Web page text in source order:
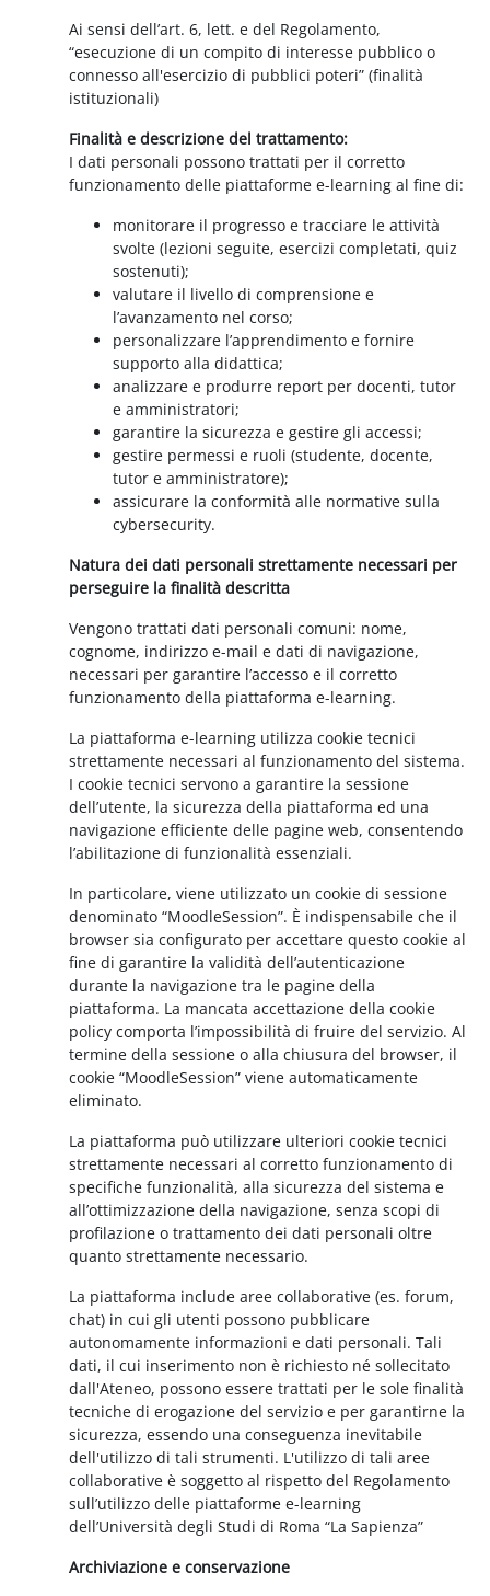
Ai sensi dell’art. 6, lett. e del Regolamento,
“esecuzione di un compito di interesse pubblico o
connesso all'esercizio di pubblici poteri” (finalità
istituzionali)
Finalità e descrizione del trattamento:
I dati personali possono trattati per il corretto
funzionamento delle piattaforme e-learning al fine di:
monitorare il progresso e tracciare le attività
svolte (lezioni seguite, esercizi completati, quiz
sostenuti);
valutare il livello di comprensione e
l’avanzamento nel corso;
personalizzare l’apprendimento e fornire
supporto alla didattica;
analizzare e produrre report per docenti, tutor
e amministratori;
garantire la sicurezza e gestire gli accessi;
gestire permessi e ruoli (studente, docente,
tutor e amministratore);
assicurare la conformità alle normative sulla
cybersecurity.
Natura dei dati personali strettamente necessari per
perseguire la finalità descritta
Vengono trattati dati personali comuni: nome,
cognome, indirizzo e-mail e dati di navigazione,
necessari per garantire l’accesso e il corretto
funzionamento della piattaforma e-learning.
La piattaforma e-learning utilizza cookie tecnici
strettamente necessari al funzionamento del sistema.
I cookie tecnici servono a garantire la sessione
dell’utente, la sicurezza della piattaforma ed una
navigazione efficiente delle pagine web, consentendo
l’abilitazione di funzionalità essenziali.
In particolare, viene utilizzato un cookie di sessione
denominato “MoodleSession”. È indispensabile che il
browser sia configurato per accettare questo cookie al
fine di garantire la validità dell’autenticazione
durante la navigazione tra le pagine della
piattaforma. La mancata accettazione della cookie
policy comporta l’impossibilità di fruire del servizio. Al
termine della sessione o alla chiusura del browser, il
cookie “MoodleSession” viene automaticamente
eliminato.
La piattaforma può utilizzare ulteriori cookie tecnici
strettamente necessari al corretto funzionamento di
specifiche funzionalità, alla sicurezza del sistema e
all’ottimizzazione della navigazione, senza scopi di
profilazione o trattamento dei dati personali oltre
quanto strettamente necessario.
La piattaforma include aree collaborative (es. forum,
chat) in cui gli utenti possono pubblicare
autonomamente informazioni e dati personali. Tali
dati, il cui inserimento non è richiesto né sollecitato
dall'Ateneo, possono essere trattati per le sole finalità
tecniche di erogazione del servizio e per garantirne la
sicurezza, essendo una conseguenza inevitabile
dell'utilizzo di tali strumenti. L'utilizzo di tali aree
collaborative è soggetto al rispetto del Regolamento
sull’utilizzo delle piattaforme e-learning
dell’Università degli Studi di Roma “La Sapienza”
Archiviazione e conservazione